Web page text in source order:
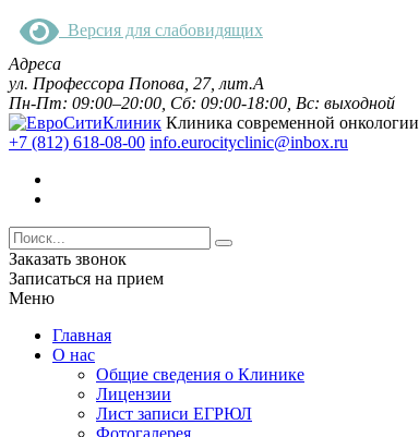
Версия для слабовидящих
Адреса
ул. Профессора Попова, 27, лит.А
Пн-Пт: 09:00–20:00, Сб: 09:00-18:00, Вс: выходной
Клиника современной онкологии
+7 (812) 618-08-00 info.eurocityclinic@inbox.ru
Заказать звонок
Записаться на прием
Меню
Главная
О нас
Общие сведения о Клинике
Лицензии
Лист записи ЕГРЮЛ
Фотогалерея